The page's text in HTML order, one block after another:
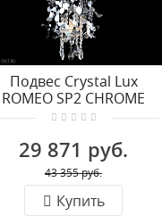
Подвес Crystal Lux
ROMEO SP2 CHROME
D250
29 871 руб.
43 355 руб.
Купить